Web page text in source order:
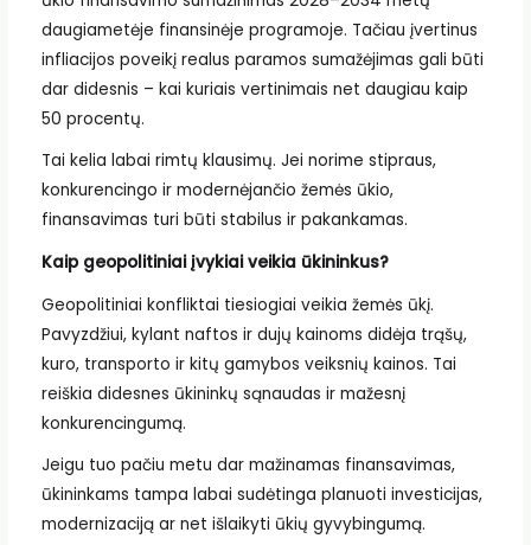
daugiametėje finansinėje programoje. Tačiau įvertinus
infliacijos poveikį realus paramos sumažėjimas gali būti
dar didesnis – kai kuriais vertinimais net daugiau kaip
50 procentų.
Tai kelia labai rimtų klausimų. Jei norime stipraus,
konkurencingo ir modernėjančio žemės ūkio,
finansavimas turi būti stabilus ir pakankamas.
Kaip geopolitiniai įvykiai veikia ūkininkus?
Geopolitiniai konfliktai tiesiogiai veikia žemės ūkį.
Pavyzdžiui, kylant naftos ir dujų kainoms didėja trąšų,
kuro, transporto ir kitų gamybos veiksnių kainos. Tai
reiškia didesnes ūkininkų sąnaudas ir mažesnį
konkurencingumą.
Jeigu tuo pačiu metu dar mažinamas finansavimas,
ūkininkams tampa labai sudėtinga planuoti investicijas,
modernizaciją ar net išlaikyti ūkių gyvybingumą.